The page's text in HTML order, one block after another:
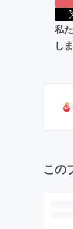
私
し
この